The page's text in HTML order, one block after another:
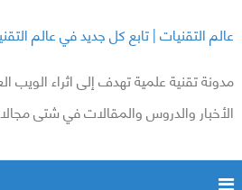
عالم التقنيات | تابع كل جديد في عالم
مدونة تقنية علمية تهدف إلى اثراء الويب
الأخبار والدروس والمقالات في شتى